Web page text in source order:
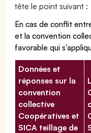
tête le point suivant :
En cas de conflit
et la convention
favorable qui
Données et
réponses sur la
convention
collective
Coopératives et
SICA teillage de